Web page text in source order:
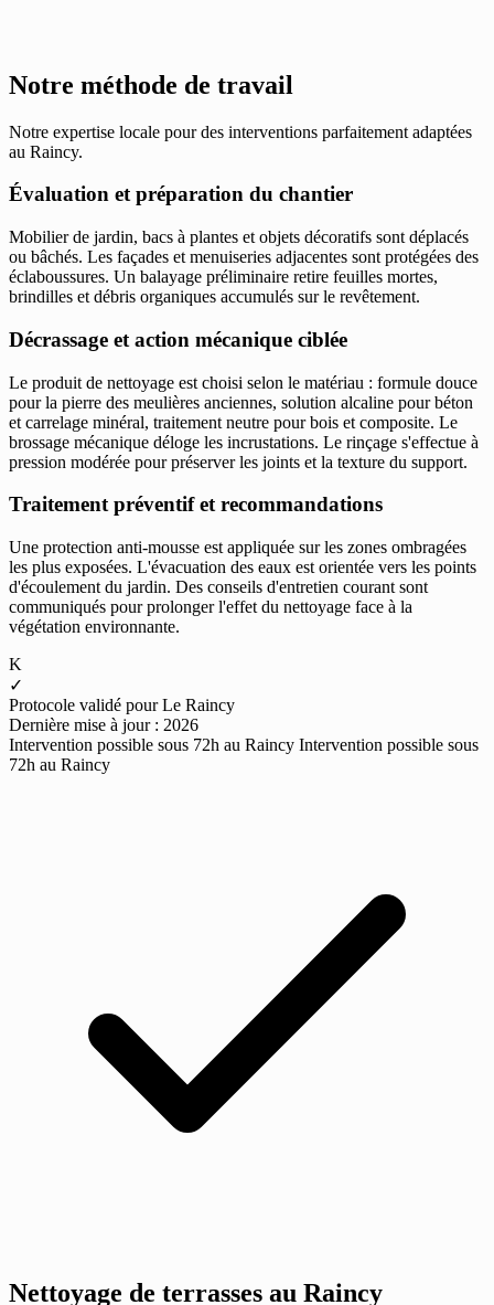
Notre méthode de travail
Notre expertise locale pour des interventions parfaitement adaptées
au Raincy.
Évaluation et préparation du chantier
Mobilier de jardin, bacs à plantes et objets décoratifs sont déplacés
ou bâchés. Les façades et menuiseries adjacentes sont protégées des
éclaboussures. Un balayage préliminaire retire feuilles mortes,
brindilles et débris organiques accumulés sur le revêtement.
Décrassage et action mécanique ciblée
Le produit de nettoyage est choisi selon le matériau : formule douce
pour la pierre des meulières anciennes, solution alcaline pour béton
et carrelage minéral, traitement neutre pour bois et composite. Le
brossage mécanique déloge les incrustations. Le rinçage s'effectue à
pression modérée pour préserver les joints et la texture du support.
Traitement préventif et recommandations
Une protection anti-mousse est appliquée sur les zones ombragées
les plus exposées. L'évacuation des eaux est orientée vers les points
d'écoulement du jardin. Des conseils d'entretien courant sont
communiqués pour prolonger l'effet du nettoyage face à la
végétation environnante.
K
✓
Protocole validé pour Le Raincy
Dernière mise à jour : 2026
Intervention possible sous 72h au Raincy Intervention possible sous
72h au Raincy
Nettoyage de terrasses au Raincy